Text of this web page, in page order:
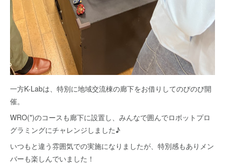
一方K-Labは、特別に地域交流棟の廊下をお借りしてのびのび開
催。
WRO(*)のコースも廊下に設置し、みんなで囲んでロボットプロ
グラミングにチャレンジしました♪
いつもと違う雰囲気での実施になりましたが、特別感もありメン
バーも楽しんでいました！